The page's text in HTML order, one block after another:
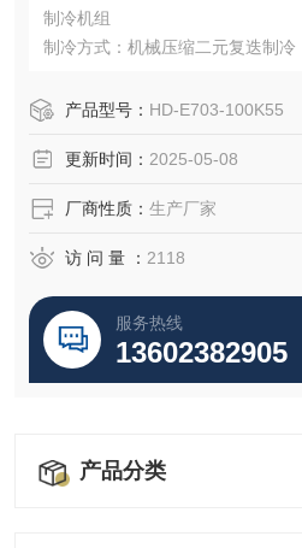
制冷机组
制冷方式：机械压缩二元复迭制冷
制冷剂：23/R404 环保型
产品型号： HD-E703-100K55
更新时间： 2025-05-08
厂商性质： 生产厂家
访 问 量 ： 2118
服务热线
13602382905
产品分类